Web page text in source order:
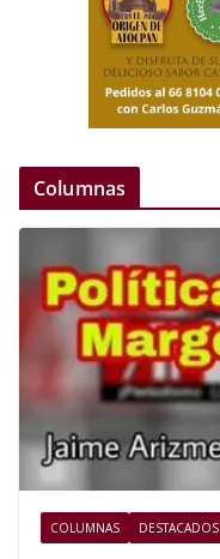
Columnas
COLUMNAS DESTACADOS